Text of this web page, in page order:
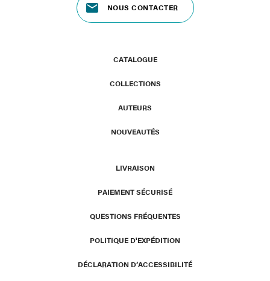
NOUS CONTACTER
CATALOGUE
COLLECTIONS
AUTEURS
NOUVEAUTÉS
LIVRAISON
PAIEMENT SÉCURISÉ
QUESTIONS FRÉQUENTES
POLITIQUE D'EXPÉDITION
DÉCLARATION D’ACCESSIBILITÉ